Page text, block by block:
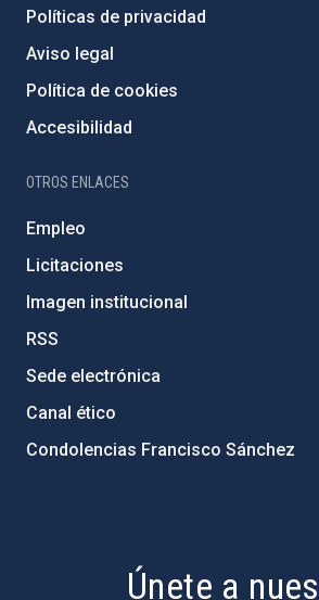
Políticas de privacidad
Aviso legal
Política de cookies
Accesibilidad
OTROS ENLACES
Empleo
Licitaciones
Imagen institucional
RSS
Sede electrónica
Canal ético
Condolencias Francisco Sánchez
Únete a